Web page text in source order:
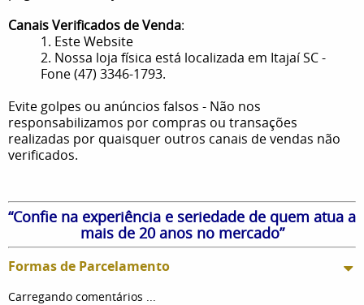
Canais Verificados de Venda:
1. Este Website
2. Nossa loja física está localizada em Itajaí SC -
Fone (47) 3346-1793.
Evite golpes ou anúncios falsos - Não nos
responsabilizamos por compras ou transações
realizadas por quaisquer outros canais de vendas não
verificados.
“Confie na experiência e seriedade de quem atua a
mais de 20 anos no mercado”
Formas de Parcelamento
Carregando comentários ...